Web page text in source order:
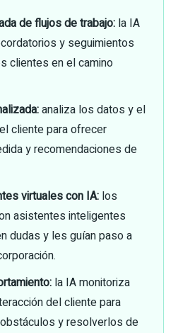
de flujos de trabajo: la IA
y seguimientos
clientes en el camino
analiza los datos y el
cliente para ofrecer
y recomendaciones de
virtuales con IA: los
asistentes inteligentes
dudas y les guían paso a
la IA monitoriza
del cliente para
y resolverlos de